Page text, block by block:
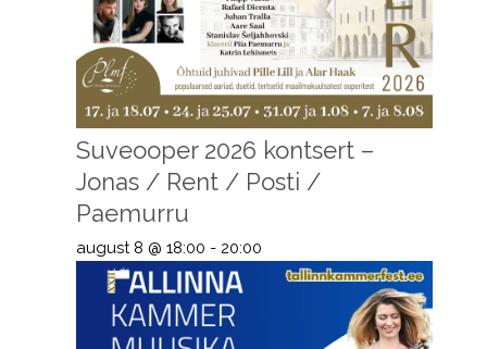
Suveooper 2026 kontsert –
Jonas / Rent / Posti /
Paemurru
august 8 @ 18:00 - 20:00